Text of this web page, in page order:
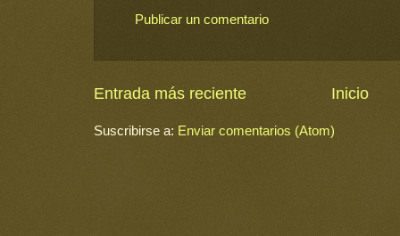
Publicar un comentario
Entrada más reciente Inicio
Suscribirse a: Enviar comentarios (Atom)